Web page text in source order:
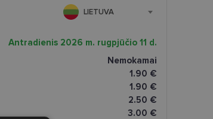
LIETUVA
Antradienis 2026 m. rugpjūčio 11 d.
Nemokamai
1.90 €
1.90 €
2.50 €
3.00 €